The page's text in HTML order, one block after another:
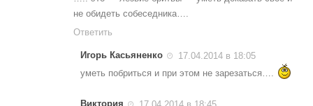
не обидеть собеседника….
Ответить
Игорь Касьяненко
17.04.2014 в 18:05
уметь побриться и при этом не зарезаться….
Виктория